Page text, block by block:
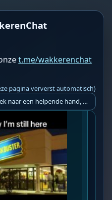
t.me/wakkerenchat
pagina ververst automatisch)
Ik ben op zoek naar een helpende hand, een menselijk oog, een admin die helpt met controleren of de chat wel correct word gemodereerd word door NoMoSpam. 98% gaat automatisch goed, toch ik dit nooit helemaal loslaten en moet er altijd een mens mee blijven opletten bij elke beslissing die gemaakt word. Waar bestaan de werkzaamheden uit? Mee kijken in admin log kanaal naar alle drugs/porno/scams die voorbij komen en in het geval van een randgevalletje, ingrijpen en b.v. een verwijderd maar wel toegestaan bericht terug plaatsen met een druk op de knop. tsja zo banaal en simpel is het gesteld.. Word je hier blij van? Nee. Strookt het je ego? Nee. Word je er beter van? Nee. Kost het veel tijd? Totaal niet, consistentie en regelmaat is belangrijker dan 'er even voor kunnen gaan zitten'.. het werk is in een paar seconden gepiept.. je checkt puur of AI de juiste beslissing heeft gemaakt.. …
#early2000s
mee via